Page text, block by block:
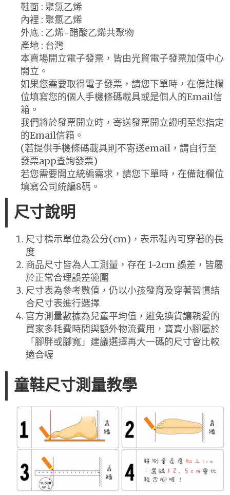
鞋面 : 聚氯乙烯
內裡 : 聚氯乙烯
外底 : 乙烯-醋酸乙烯共聚物
產地 : 台灣
本賣場開立電子發票，皆由光貿電子發票加值中心
開立。
如果您需要取得電子發票，請您下單時，在備註欄
位填寫您的個人手機條碼載具或是個人的Email信
箱。
我們將於發票開立時，寄送發票開立證明至您指定
的Email信箱。
(若提供手機條碼載具則不寄送email，請自行至
發票app查詢發票)
若您需要開立統編需求，請您下單時，在備註欄位
填寫公司統編8碼。
尺寸說明
尺寸標示單位為公分(cm)，表示鞋內可穿著的長
度
商品尺寸皆為人工測量，存在 1~2cm 誤差，皆屬
於正常合理誤差範圍
尺寸表為參考數值，仍以小孩發育及穿著習慣結
合尺寸表進行選擇
官方測量數據為兒童平均值，避免換貨讓親愛的
買家多耗費時間與額外物流費用，寶寶小腳屬於
「腳胖或腳寬」建議選擇再大一碼的尺寸會比較
適合喔
童鞋尺寸測量教學